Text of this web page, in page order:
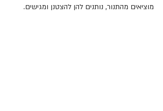
מוציאים מהתנור, נותנים להן להצטנן ומגישים.